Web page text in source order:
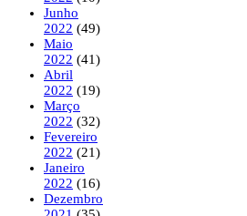
Junho
2022 (49)
Maio
2022 (41)
Abril
2022 (19)
Março
2022 (32)
Fevereiro
2022 (21)
Janeiro
2022 (16)
Dezembro